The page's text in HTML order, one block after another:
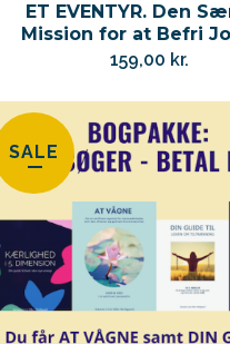
ET EVENTYR. Den
Mission for at Befri
159,00 kr.
SALE